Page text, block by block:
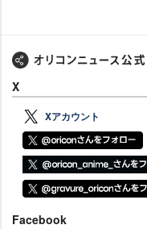
X
Xアカウント
Facebook